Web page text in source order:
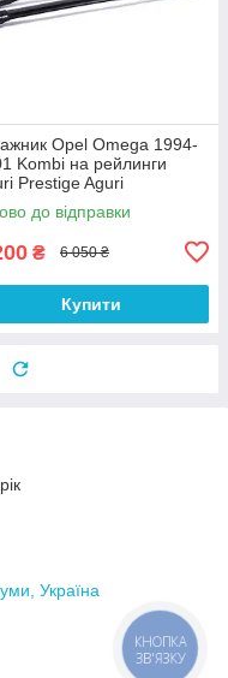
Opel Omega 1994-
Kombi на рейлинги
Prestige Aguri
до відправки
₴ 6 050 ₴
Купити
Україна
КНОПКА
ЗВ'ЯЗКУ